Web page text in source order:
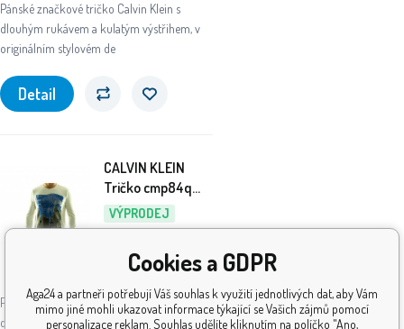
Pánské značkové tričko Calvin Klein s
dlouhým rukávem a kulatým výstřihem, v
originálním stylovém de
Detail
VÝPRODEJ
CALVIN KLEIN
Tričko cmp84q
Creme
Pánské značkové tričko Calvin Klein s
dlouhým rukávem a kulatým výstřihem, v
Skladem 5+ ks
Cookies a GDPR
Aga24 a partneři potřebují Váš souhlas k využití jednotlivých dat, aby Vám
mimo jiné mohli ukazovat informace týkající se Vašich zájmů pomocí
personalizace reklam. Souhlas udělíte kliknutím na políčko "Ano,